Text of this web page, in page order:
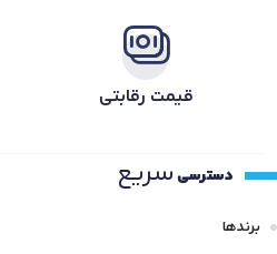
قیمت رقابتی
دسترسی سریع
برندها